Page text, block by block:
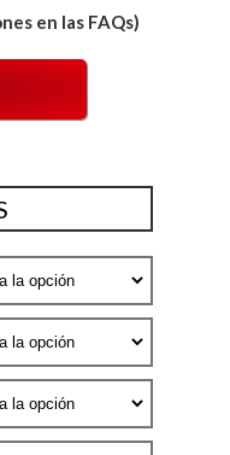
en las FAQs)